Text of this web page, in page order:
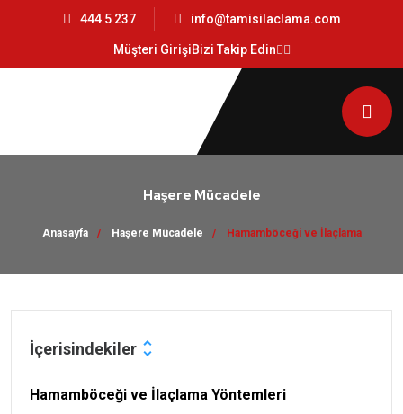
444 5 237 info@tamisilaclama.com
Müşteri GirişiBizi Takip Edin
Haşere Mücadele
Anasayfa Haşere Mücadele Hamamböceği ve İlaçlama
İçerisindekiler
Hamamböceği ve İlaçlama Yöntemleri